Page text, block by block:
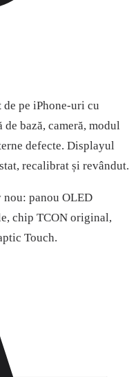
de pe iPhone-uri cu
bază, cameră, modul
defecte. Displayul
recalibrat și revândut.
panou OLED
chip TCON original,
Touch.